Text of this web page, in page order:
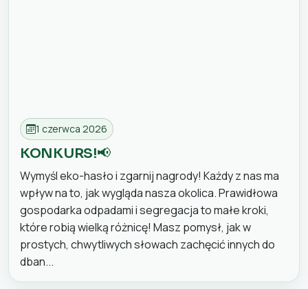
1 czerwca 2026
KONKURS!📢
Wymyśl eko-hasło i zgarnij nagrody! Każdy z nas ma
wpływ na to, jak wygląda nasza okolica. Prawidłowa
gospodarka odpadami i segregacja to małe kroki,
które robią wielką różnicę! Masz pomysł, jak w
prostych, chwytliwych słowach zachęcić innych do
dban...